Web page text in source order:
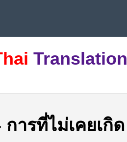
Translation
การที่ไม่เคยเกิด